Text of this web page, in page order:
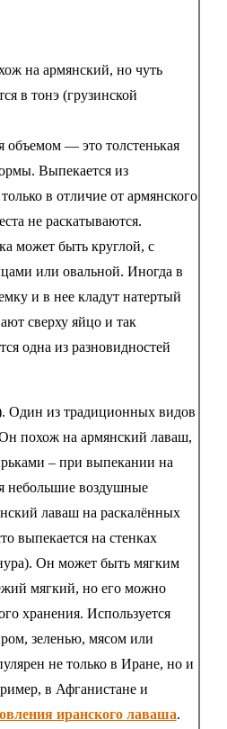
на армянский, но чуть
в тонэ (грузинской
объемом — это толстенькая
Выпекается из
в отличие от армянского
не раскатываются.
может быть круглой, с
или овальной. Иногда в
и в нее кладут натертый
сверху яйцо и так
одна из разновидностей
Один из традиционных видов
похож на армянский лаваш,
– при выпекании на
небольшие воздушные
лаваш на раскалённых
выпекается на стенках
Он может быть мягким
мягкий, но его можно
хранения. Используется
зеленью, мясом или
не только в Иране, но и
в Афганистане и
иранского лаваша.